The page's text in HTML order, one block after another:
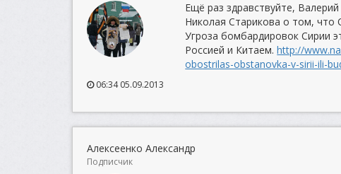
Ещё раз здравствуйте,
Николая Старикова о том, что
Угроза бомбардировок Сирии
Россией и Китаем.http://
obostrilas-obstanovka-v-sirii-ili-
06:34 05.09.2013
Алексеенко Александр
Подписчик